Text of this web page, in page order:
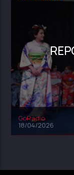
GoRadio
18/04/2026